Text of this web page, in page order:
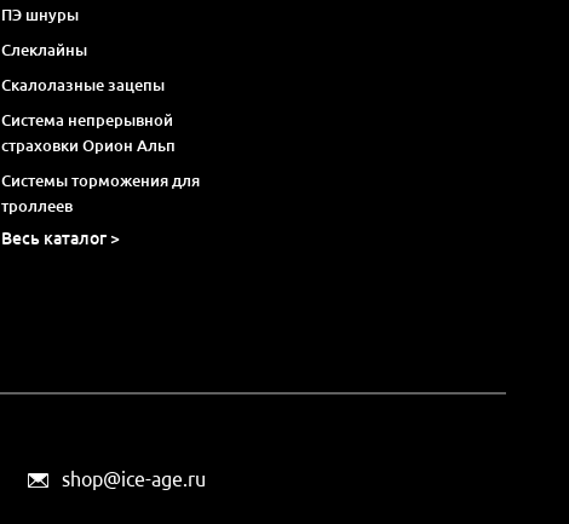
ПЭ шнуры
Слеклайны
Скалолазные зацепы
Система непрерывной
страховки Орион Альп
Системы торможения для
троллеев
Весь каталог >
shop@ice-age.ru